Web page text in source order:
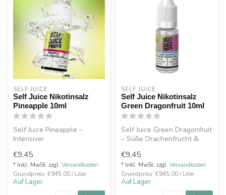
SELF JUICE
Self Juice Nikotinsalz
Pineapple 10ml
Self Juice Pineapple –
Intensiver
abgestimmt. 10mg/ml o...
€9,45
* Inkl. MwSt. zzgl. Versandkosten
Grundpreis: €945,00 / Liter
Auf Lager
SELF JUICE
Self Juice Nikotinsalz
Green Dragonfruit 10ml
Self Juice Green Dragonfruit
– Süße Drachenfrucht &
ode...
€9,45
* Inkl. MwSt. zzgl. Versandkosten
Grundpreis: €945,00 / Liter
Auf Lager